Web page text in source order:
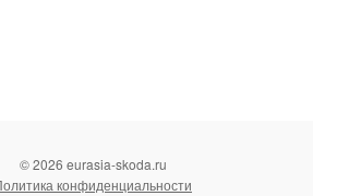
© 2026 eurasia-skoda.ru
конфиденциальности